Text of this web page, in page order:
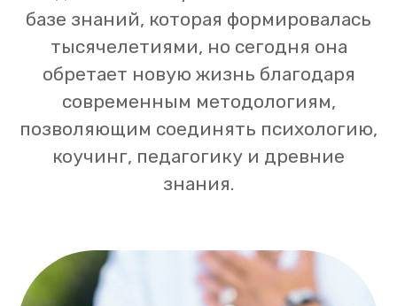
базе знаний, которая формировалась
тысячелетиями, но сегодня она
обретает новую жизнь благодаря
современным методологиям,
позволяющим соединять психологию,
коучинг, педагогику и древние
знания.